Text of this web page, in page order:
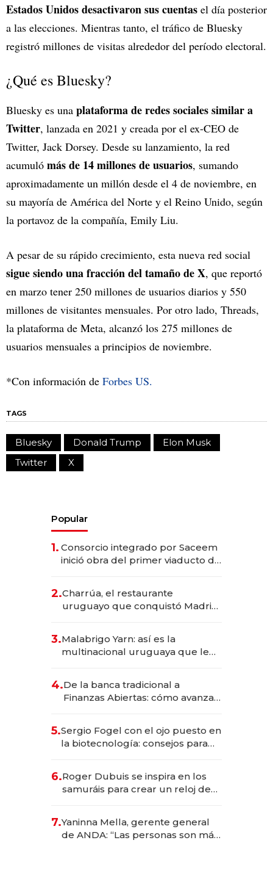
Estados Unidos desactivaron sus cuentas el día posterior
a las elecciones. Mientras tanto, el tráfico de Bluesky
registró millones de visitas alrededor del período electoral.
¿Qué es Bluesky?
Bluesky es una plataforma de redes sociales similar a
Twitter, lanzada en 2021 y creada por el ex-CEO de
Twitter, Jack Dorsey. Desde su lanzamiento, la red
acumuló más de 14 millones de usuarios, sumando
aproximadamente un millón desde el 4 de noviembre, en
su mayoría de América del Norte y el Reino Unido, según
la portavoz de la compañía, Emily Liu.
A pesar de su rápido crecimiento, esta nueva red social
sigue siendo una fracción del tamaño de X, que reportó
en marzo tener 250 millones de usuarios diarios y 550
millones de visitantes mensuales. Por otro lado, Threads,
la plataforma de Meta, alcanzó los 275 millones de
usuarios mensuales a principios de noviembre.
*Con información de Forbes US.
TAGS
Bluesky Donald Trump
Elon Musk
Twitter
X
Popular
1. Consorcio integrado por Saceem
inició obra del primer viaducto de
millones
2.Charrúa, el restaurante
uruguayo que conquistó Madrid:
anticipación y prepara apertura
3.Malabrigo Yarn: así es la
multinacional uruguaya que le
4.De la banca tradicional a
Finanzas Abiertas: cómo avanza
5.Sergio Fogel con el ojo puesto en
la biotecnología: consejos para
6.Roger Dubuis se inspira en los
samuráis para crear un reloj de
7.Yaninna Mella, gerente general
de ANDA: “Las personas son más